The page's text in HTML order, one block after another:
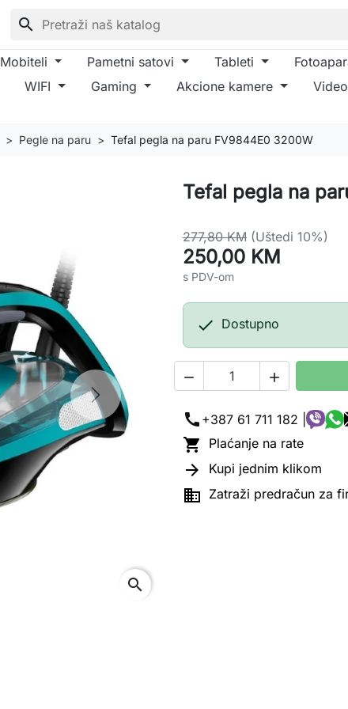
search
Mobiteli Pametni satovi Tableti
WIFI Gaming Akcione kamere
Pegle na paru Tefal pegla na paru FV9844E0 3200W
Next
search
Tefal pegla na
277,80 KM (Uštedi 10%)
250,00 KM
s PDV-om
 Dostupno
 
call +387 61 711 182 |
 Plaćanje na rate
 Kupi jednim klikom
 Zatraži predračun za